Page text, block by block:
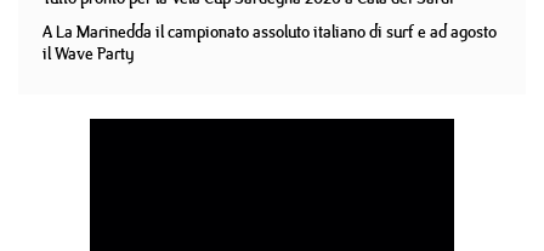
A La Marinedda il campionato assoluto italiano di surf e ad agosto
il Wave Party